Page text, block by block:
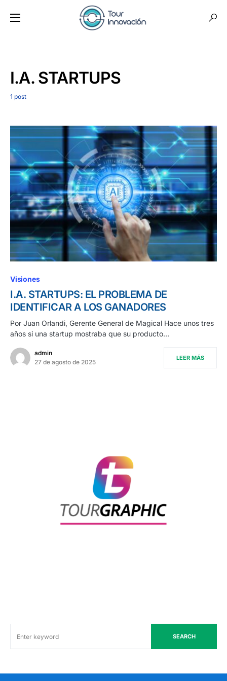
I.A. STARTUPS
1 post
Visiones
I.A. STARTUPS: EL PROBLEMA DE
IDENTIFICAR A LOS GANADORES
Por Juan Orlandi, Gerente General de Magical Hace unos tres
años si una startup mostraba que su producto…
admin
27 de agosto de 2025
LEER MÁS
SEARCH